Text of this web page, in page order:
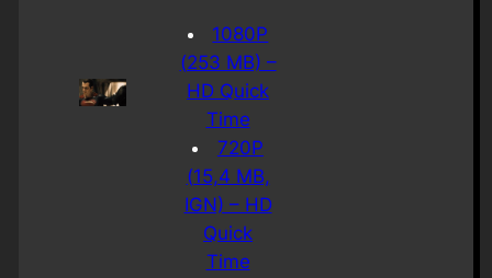
1080P
(253 MB) –
HD Quick
Time
720P
(15,4 MB,
IGN) – HD
Quick
Time